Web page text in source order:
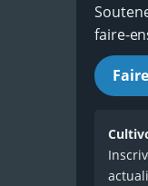
faire-